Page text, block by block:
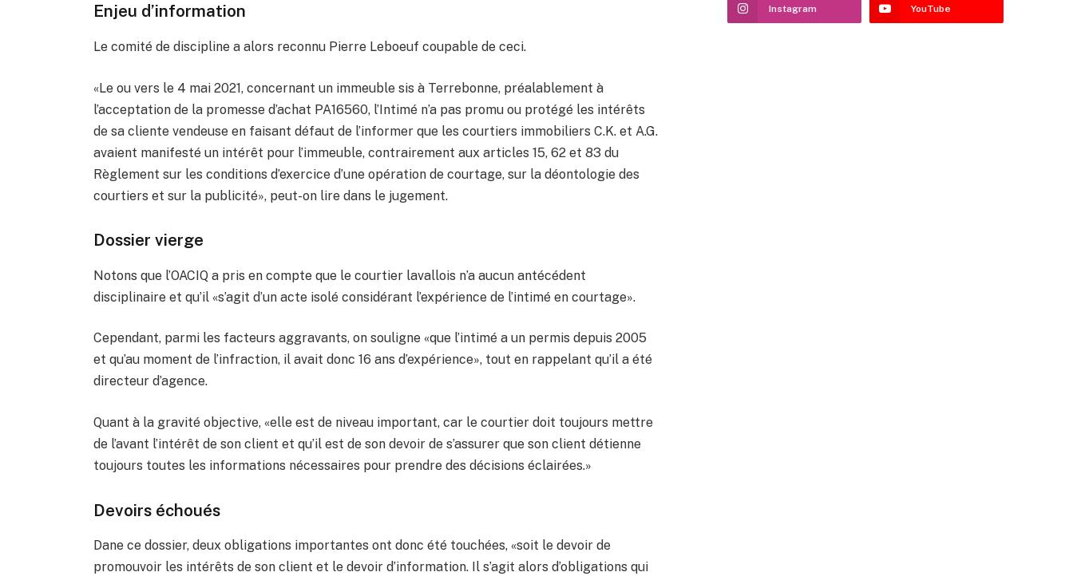
Enjeu d’information
Le comité de discipline a alors reconnu Pierre Leboeuf coupable de ceci.
«Le ou vers le 4 mai 2021, concernant un immeuble sis à Terrebonne, préalablement à
l’acceptation de la promesse d’achat PA16560, l’Intimé n’a pas promu ou protégé les intérêts
de sa cliente vendeuse en faisant défaut de l’informer que les courtiers immobiliers C.K. et A.G.
avaient manifesté un intérêt pour l’immeuble, contrairement aux articles 15, 62 et 83 du
Règlement sur les conditions d’exercice d’une opération de courtage, sur la déontologie des
courtiers et sur la publicité», peut-on lire dans le jugement.
Dossier vierge
Notons que l’OACIQ a pris en compte que le courtier lavallois n’a aucun antécédent
disciplinaire et qu’il «s’agit d’un acte isolé considérant l’expérience de l’intimé en courtage».
Cependant, parmi les facteurs aggravants, on souligne «que l’intimé a un permis depuis 2005
et qu’au moment de l’infraction, il avait donc 16 ans d’expérience», tout en rappelant qu’il a été
directeur d’agence.
Quant à la gravité objective, «elle est de niveau important, car le courtier doit toujours mettre
de l’avant l’intérêt de son client et qu’il est de son devoir de s’assurer que son client détienne
toujours toutes les informations nécessaires pour prendre des décisions éclairées.»
Devoirs échoués
Dane ce dossier, deux obligations importantes ont donc été touchées, «soit le devoir de
promouvoir les intérêts de son client et le devoir d’information. Il s’agit alors d’obligations qui
Instagram YouTube